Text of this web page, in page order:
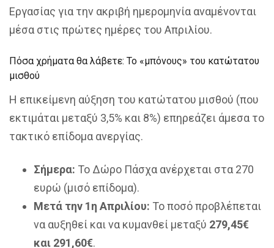
Εργασίας για την ακριβή ημερομηνία αναμένονται
μέσα στις πρώτες ημέρες του Απριλίου.
Πόσα χρήματα θα λάβετε: Το «μπόνους» του κατώτατου
μισθού
Η επικείμενη αύξηση του κατώτατου μισθού (που
εκτιμάται μεταξύ 3,5% και 8%) επηρεάζει άμεσα το
τακτικό επίδομα ανεργίας.
Σήμερα: Το Δώρο Πάσχα ανέρχεται στα 270
ευρώ (μισό επίδομα).
Μετά την 1η Απριλίου: Το ποσό προβλέπεται
να αυξηθεί και να κυμανθεί μεταξύ 279,45€
και 291,60€.